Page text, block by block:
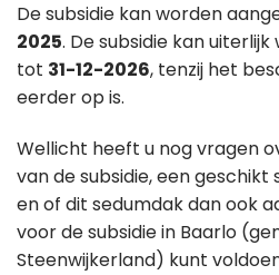
De subsidie kan worden
2025. De subsidie kan
tot 31-12-2026, tenzij het
eerder op is.
Wellicht heeft u nog vragen
van de subsidie, een
en of dit sedumdak dan ook
voor de subsidie in Baarlo
Steenwijkerland) kunt